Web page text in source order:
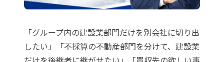
「グループ内の建設業部門だけを別会社に切り出
したい」「不採算の不動産部門を分けて、建設業